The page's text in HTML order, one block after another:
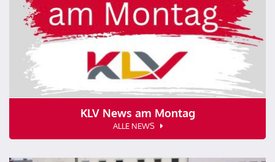
KLV News am Montag
ALLE NEWS